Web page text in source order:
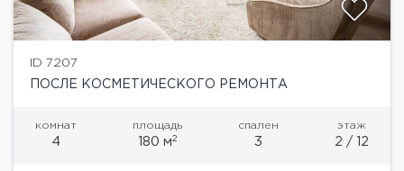
ID 7207
ПОСЛЕ КОСМЕТИЧЕСКОГО РЕМОНТА
комнат
4
площадь
180 м2
спален
3
этаж
2 / 12